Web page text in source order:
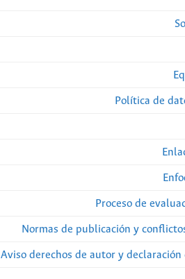
Política de
Proceso de
Normas de publicación y
Aviso derechos de autor y